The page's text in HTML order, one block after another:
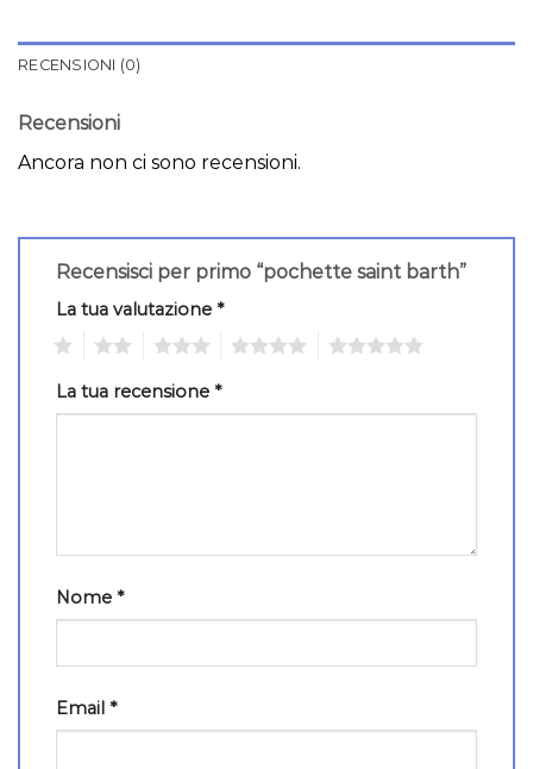
RECENSIONI (0)
Recensioni
Ancora non ci sono recensioni.
Recensisci per primo “pochette saint barth”
La tua valutazione *
La tua recensione *
Nome *
Email *